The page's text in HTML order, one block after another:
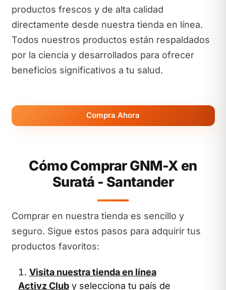
productos frescos y de alta calidad
directamente desde nuestra tienda en línea.
Todos nuestros productos están respaldados
por la ciencia y desarrollados para ofrecer
beneficios significativos a tu salud.
Compra Ahora
Cómo Comprar GNM-X en
Suratá - Santander
Comprar en nuestra tienda es sencillo y
seguro. Sigue estos pasos para adquirir tus
productos favoritos:
Visita nuestra tienda en línea
Activz Club y selecciona tu país de